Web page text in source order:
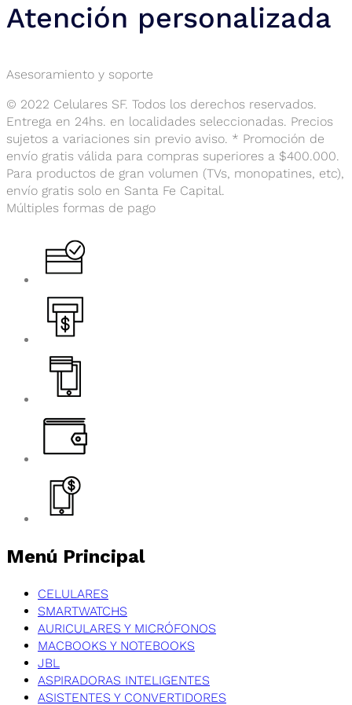
Atención personalizada
Asesoramiento y soporte
© 2022 Celulares SF. Todos los derechos reservados.
Entrega en 24hs. en localidades seleccionadas. Precios
sujetos a variaciones sin previo aviso. * Promoción de
envío gratis válida para compras superiores a $400.000.
Para productos de gran volumen (TVs, monopatines, etc),
envío gratis solo en Santa Fe Capital.
Múltiples formas de pago
Menú Principal
CELULARES
SMARTWATCHS
AURICULARES Y MICRÓFONOS
MACBOOKS Y NOTEBOOKS
JBL
ASPIRADORAS INTELIGENTES
ASISTENTES Y CONVERTIDORES